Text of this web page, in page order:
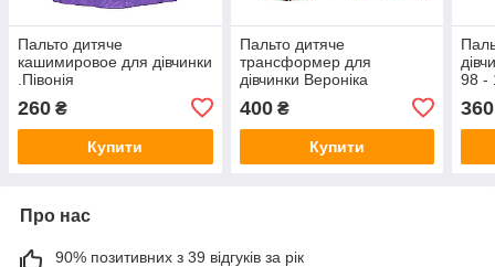
Пальто дитяче
кашимировое для дівчинки
.Півонія
260 ₴
Купити
Пальто дитяче
трансформер для
дівчинки Вероніка
400₴
Купити
98 -
360
Про нас
90% позитивних з 39 відгуків за рік